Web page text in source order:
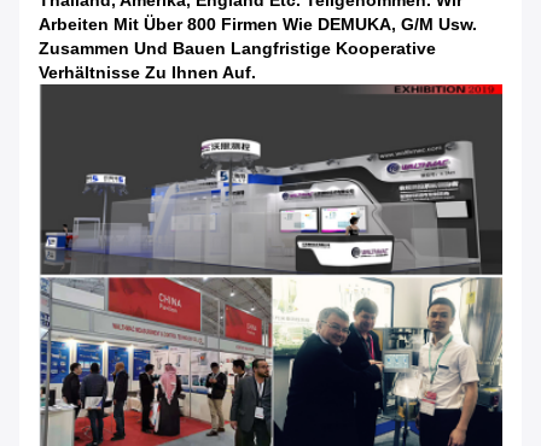
Arbeiten Mit Über 800 Firmen Wie DEMUKA, G/M Usw.
Zusammen Und Bauen Langfristige Kooperative
Verhältnisse Zu Ihnen Auf.